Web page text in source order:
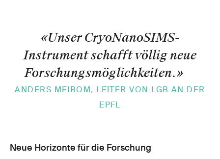
«Unser CryoNanoSIMS-
Instrument schafft völlig neue
Forschungsmöglichkeiten.»
ANDERS MEIBOM, LEITER VON LGB AN DER
EPFL
Neue Horizonte für die Forschung